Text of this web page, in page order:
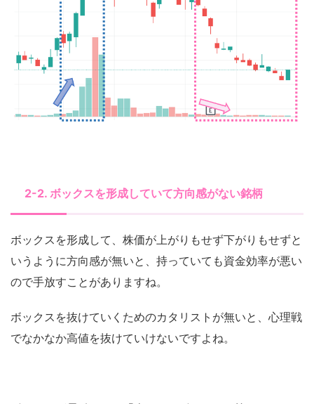
2-2. ボックスを形成していて方向感がない銘柄
ボックスを形成して、株価が上がりもせず下がりもせずと
いうように方向感が無いと、持っていても資金効率が悪い
ので手放すことがありますね。
ボックスを抜けていくためのカタリストが無いと、心理戦
でなかなか高値を抜けていけないですよね。